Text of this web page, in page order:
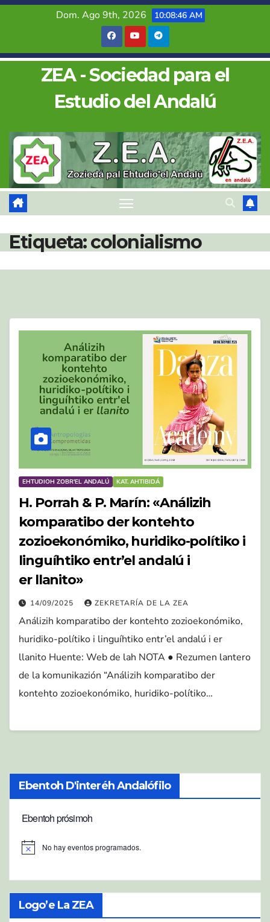
Saltar
Dom. Ago 9th, 2026 10:08:47 AM
ZEA - Sociedad para el
Estudio del Andalú
Etiqueta:colonialismo
EHTUDIOH ZOBR'EL ANDALÚ KAT. AHTIBIDÁ
H. Porrah & P. Marín: «Análizih
komparatibo der kontehto
zozioekonómiko, huridiko-polítiko i
linguíhtiko entr’el andalú i
er llanito»
14/09/2025 ZEKRETARÍA DE LA ZEA
Análizih komparatibo der kontehto zozioekonómiko,
huridiko-polítiko i linguíhtiko entr’el andalú i er
llanito Huente: Web de lah NOTA ● Rezumen lantero
de la komunikazión “Análizih komparatibo der
kontehto zozioekonómiko, huridiko-polítiko…
Ebentoh D'interéh Andalófilo
Ebentoh prósimoh
s
No hay eventos programados.
Logo’e La ZEA